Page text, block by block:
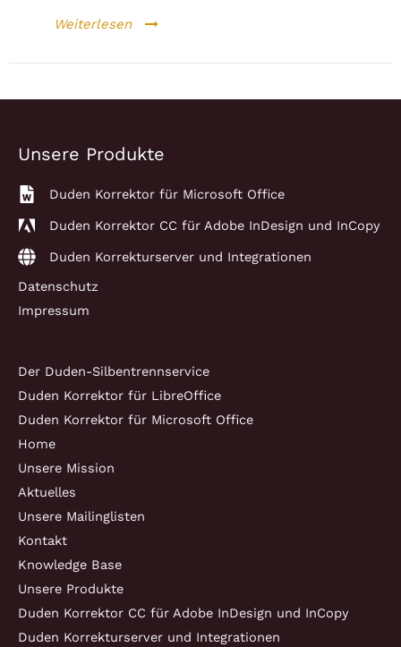
Weiterlesen
Unsere Produkte
Duden Korrektor für Microsoft Office
Duden Korrektor CC für Adobe InDesign und InCopy
Duden Korrekturserver und Integrationen
Datenschutz
Impressum
Der Duden-Silbentrennservice
Duden Korrektor für LibreOffice
Duden Korrektor für Microsoft Office
Home
Unsere Mission
Aktuelles
Unsere Mailinglisten
Kontakt
Knowledge Base
Unsere Produkte
Duden Korrektor CC für Adobe InDesign und InCopy
Duden Korrekturserver und Integrationen